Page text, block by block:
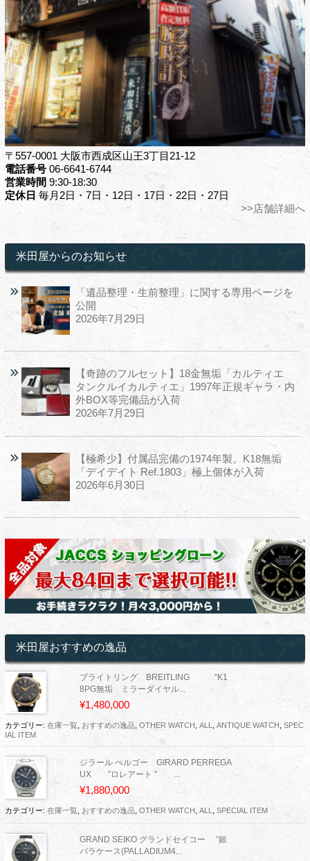
〒557-0001 大阪市西成区山王3丁目21-12
電話番号06-6641-6744
営業時間 9:30-18:30
定休日 毎月2日・7日・12日・17日・22日・27日
>>店舗詳細へ
米田屋からのお知らせ
「遺品整理・生前整理」に関する専用ページを
公開
2026年7月29日
【奇跡のフルセット】18金無垢「カルティエ
タンクルイカルティエ」1997年正規ギャラ・内
外BOX等完備品が入荷
2026年7月29日
【極希少】付属品完備の1974年製。K18無垢
「デイデイト Ref.1803」極上個体が入荷
2026年6月30日
米田屋おすすめの逸品
ブライトリング BREITLING ”K1
8PG無垢 ミラーダイヤル...
¥1,480,000
カテゴリー: 在庫一覧, おすすめの逸品, OTHER WATCH , ALL, ANTIQUE WATCH , SPEC
IAL ITEM
ジラール ぺルゴー GIRARD PERREGA
UX ”ロレアート ” ...
¥1,880,000
カテゴリー: 在庫一覧, おすすめの逸品, OTHER WATCH , ALL, SPECIAL ITEM
GRAND SEIKO グランドセイコー ”銀
パラケース(PALLADIUM4...